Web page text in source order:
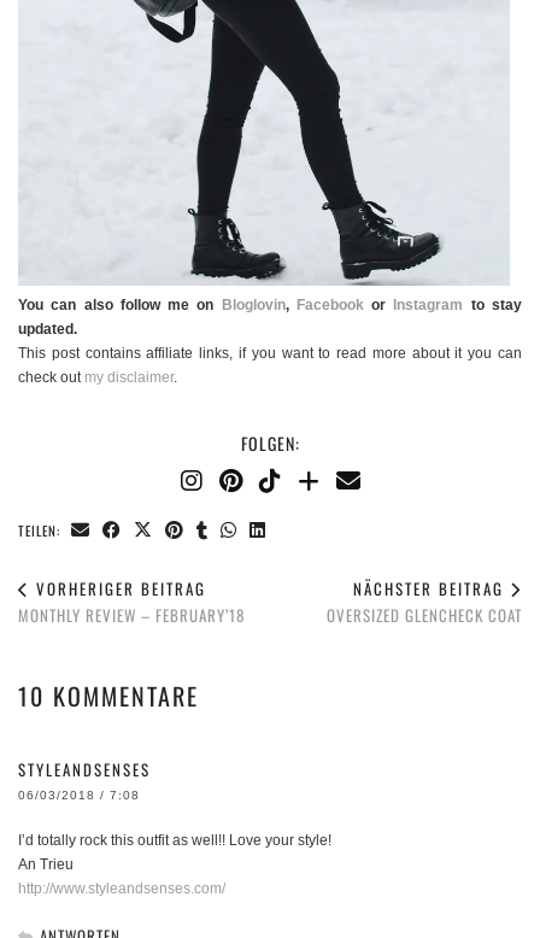
You can also follow me on Bloglovin, Facebookor Instagram to stay
updated.
This post contains affiliate links, if you want to read more about it you can
check out my disclaimer.
FOLGEN:
TEILEN:
VORHERIGER BEITRAG
MONTHLY REVIEW – FEBRUARY’18
NÄCHSTER BEITRAG
OVERSIZED GLENCHECK COAT
10 KOMMENTARE
STYLEANDSENSES
06/03/2018 / 7:08
I’d totally rock this outfit as well!! Love your style!
An Trieu
http://www.styleandsenses.com/